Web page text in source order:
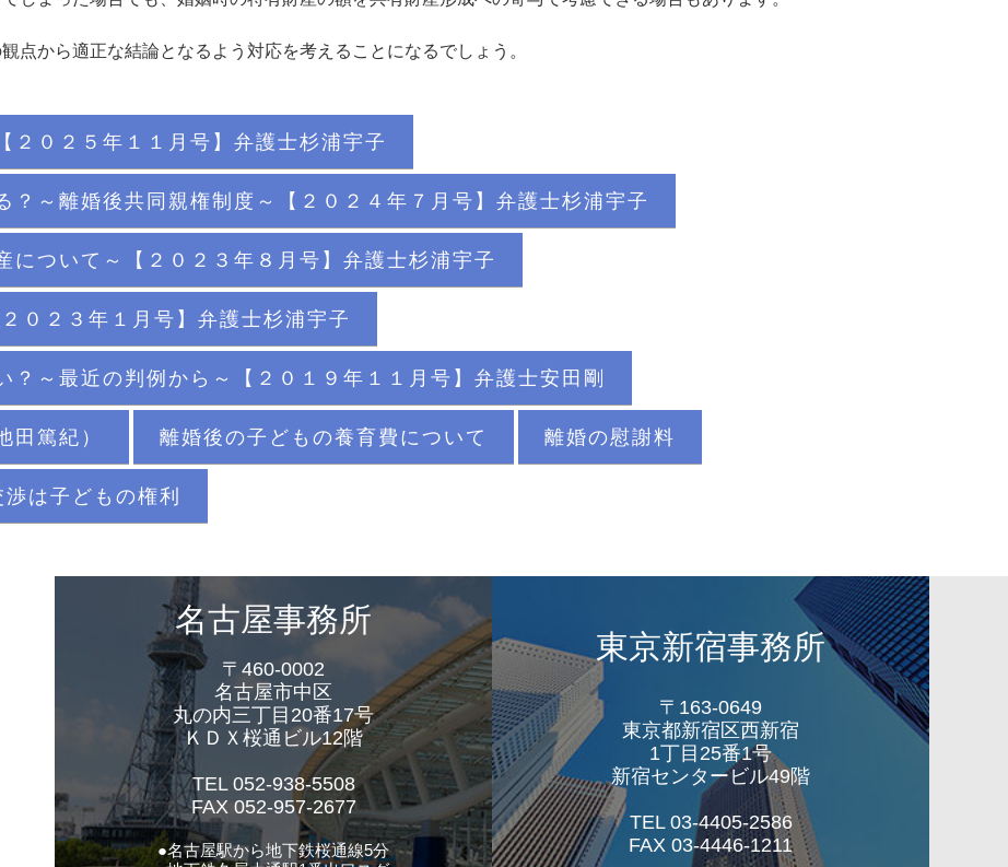
から適正な結論となるよう対応を考えることになるでしょう。
２０２５年１１月号】弁護士杉浦宇子
？～離婚後共同親権制度～【２０２４年７月号】弁護士杉浦宇子
について～【２０２３年８月号】弁護士杉浦宇子
０２３年１月号】弁護士杉浦宇子
？～最近の判例から～【２０１９年１１月号】弁護士安田剛
田篤紀） 離婚後の子どもの養育費について 離婚の慰謝料
渉は子どもの権利
名古屋事務所
〒460-0002
名古屋市中区
丸の内三丁目20番17号
ＫＤＸ桜通ビル12階
TEL 052-938-5508
FAX 052-957-2677
●名古屋駅から地下鉄桜通線5分
東京新宿事務所
〒163-0649
東京都新宿区西新宿
1丁目25番1号
新宿センタービル49階
TEL 03-4405-2586
FAX 03-4446-1211